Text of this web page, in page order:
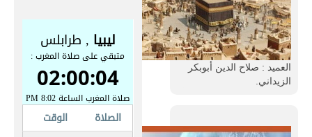
العميد : صلاح الدين أبوبكر
الزيداني.